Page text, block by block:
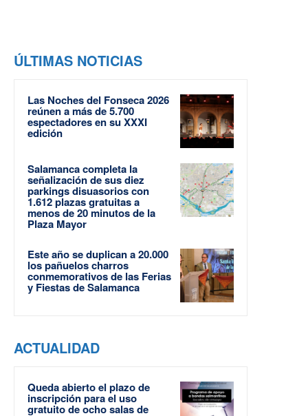
ÚLTIMAS NOTICIAS
Las Noches del Fonseca 2026
reúnen a más de 5.700
espectadores en su XXXI
edición
Salamanca completa la
señalización de sus diez
parkings disuasorios con
1.612 plazas gratuitas a
menos de 20 minutos de la
Plaza Mayor
Este año se duplican a 20.000
los pañuelos charros
conmemorativos de las Ferias
y Fiestas de Salamanca
ACTUALIDAD
Queda abierto el plazo de
inscripción para el uso
gratuito de ocho salas de